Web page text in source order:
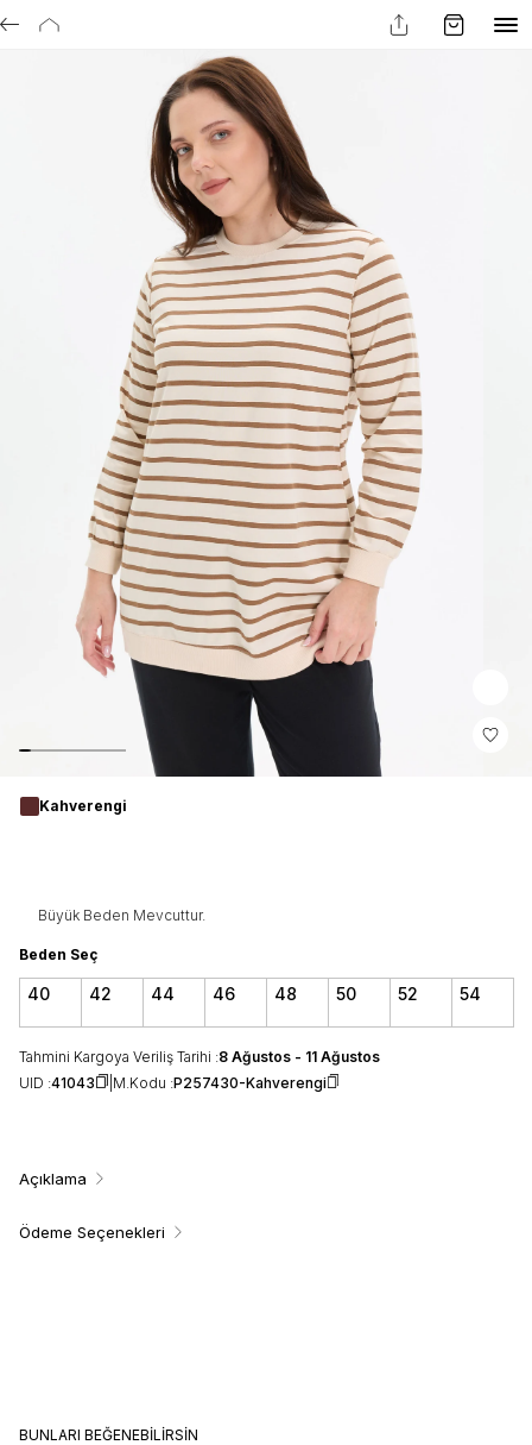
Kahverengi
Büyük Beden Mevcuttur.
Beden Seç
40 42 44 46 48 50 52 54
Tahmini Kargoya Veriliş Tarihi :8 Ağustos - 11 Ağustos
UID :41043 M.Kodu :P257430-Kahverengi
Açıklama
Ödeme Seçenekleri
BUNLARI BEĞENEBILIRSIN